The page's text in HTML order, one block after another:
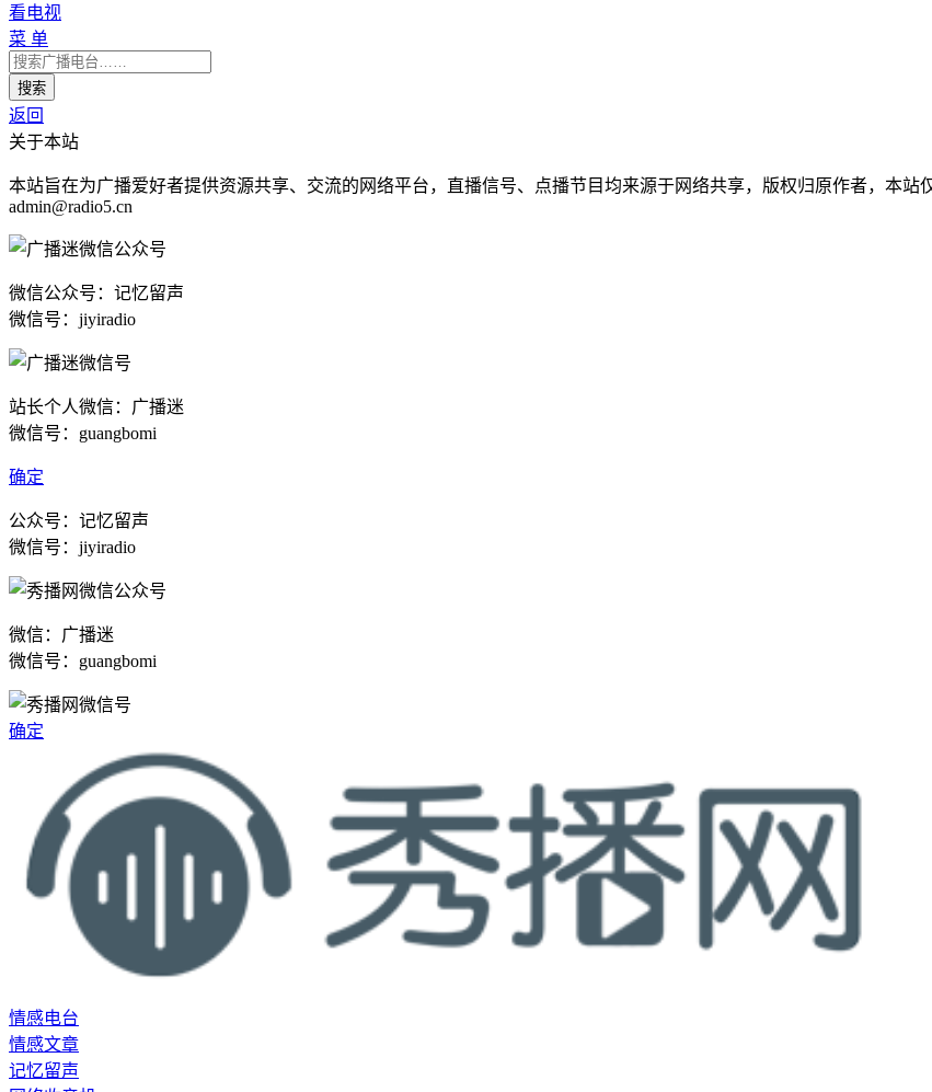
看电视
菜 单
返回
关于本站
本站旨在为广播爱好者提供资源共享、交流的网络平台，直播信号、点播节目均来源于网络共享，版权归原作者，本站
admin@radio5.cn
微信公众号：记忆留声
微信号：jiyiradio
站长个人微信：广播迷
微信号：guangbomi
确定
公众号：记忆留声
微信号：jiyiradio
微信：广播迷
微信号：guangbomi
确定
情感电台
情感文章
记忆留声